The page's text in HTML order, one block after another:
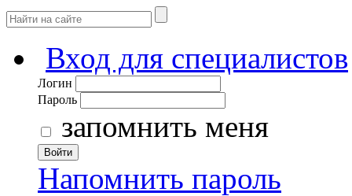
Вход для специалистов
Логин
Пароль
запомнить меня
Войти
Напомнить пароль